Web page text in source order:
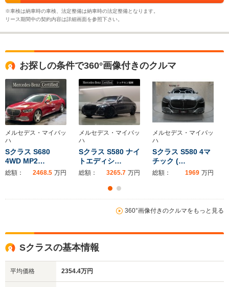
※車検は納車時の車検、法定整備は納車時の法定整備となります。
リース期間中の契約内容は詳細画面を参照下さい。
お探しの条件で360°画像付きのクルマ
メルセデス・マイバッ
ハ
Sクラス S680
4WD MP2…
総額： 2468.5 万円
メルセデス・マイバッ
ハ
Sクラス S580 ナイ
トエディシ…
総額： 3265.7 万円
メルセデス・マイバッ
ハ
Sクラス S580 4マ
チック (…
総額： 1969 万円
360°画像付きのクルマをもっと見る
Sクラスの基本情報
平均価格 2354.4万円